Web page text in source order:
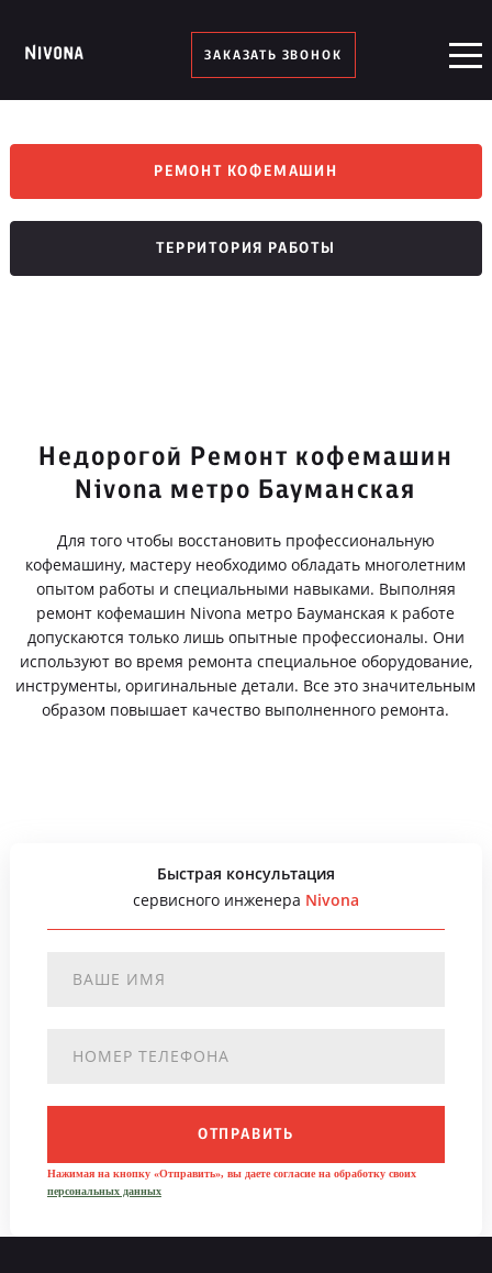
ЗАКАЗАТЬ ЗВОНОК
РЕМОНТ КОФЕМАШИН
ТЕРРИТОРИЯ РАБОТЫ
Недорогой Ремонт кофемашин
Nivona метро Бауманская
Для того чтобы восстановить профессиональную
кофемашину, мастеру необходимо обладать многолетним
опытом работы и специальными навыками. Выполняя
ремонт кофемашин Nivona метро Бауманская к работе
допускаются только лишь опытные профессионалы. Они
используют во время ремонта специальное оборудование,
инструменты, оригинальные детали. Все это значительным
образом повышает качество выполненного ремонта.
Быстрая консультация
сервисного инженера Nivona
ОТПРАВИТЬ
Нажимая на кнопку «Отправить», вы даете согласие на обработку своих
персональных данных